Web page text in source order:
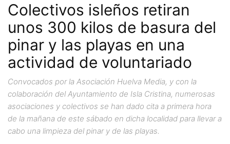
Colectivos isleños retiran
unos 300 kilos de basura del
pinar y las playas en una
actividad de voluntariado
Convocados por la Asociación Huelva Media, y con la
colaboración del Ayuntamiento de Isla Cristina, numerosas
asociaciones y colectivos se han dado cita a primera hora
de la mañana de este sábado en dicha localidad para llevar a
cabo una limpieza del pinar y de las playas.